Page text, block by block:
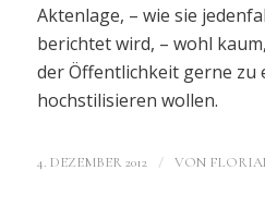
Aktenlage, – wie sie
berichtet wird, – wohl
der Öffentlichkeit gerne zu
hochstilisieren wollen.
4. DEZEMBER 2012 / VON